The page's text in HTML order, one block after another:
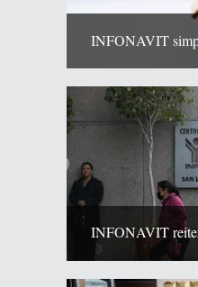
INFONAVIT
INFONAVIT